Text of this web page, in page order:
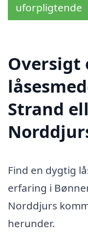
uforpligtende
Oversigt
Strand
Find en dygtig
erfaring i
Norddjurs
herunder.